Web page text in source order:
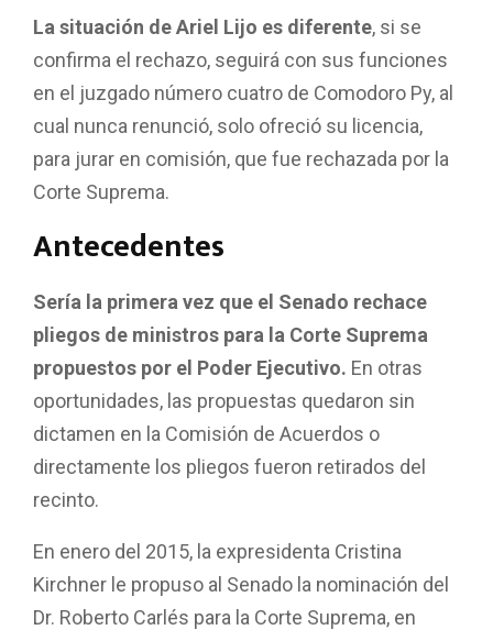
La situación de Ariel Lijo es diferente, si se
confirma el rechazo, seguirá con sus funciones
en el juzgado número cuatro de Comodoro Py, al
cual nunca renunció, solo ofreció su licencia,
para jurar en comisión, que fue rechazada por la
Corte Suprema.
Antecedentes
Sería la primera vez que el Senado rechace
pliegos de ministros para la Corte Suprema
propuestos por el Poder Ejecutivo. En otras
oportunidades, las propuestas quedaron sin
dictamen en la Comisión de Acuerdos o
directamente los pliegos fueron retirados del
recinto.
En enero del 2015, la expresidenta Cristina
Kirchner le propuso al Senado la nominación del
Dr. Roberto Carlés para la Corte Suprema, en